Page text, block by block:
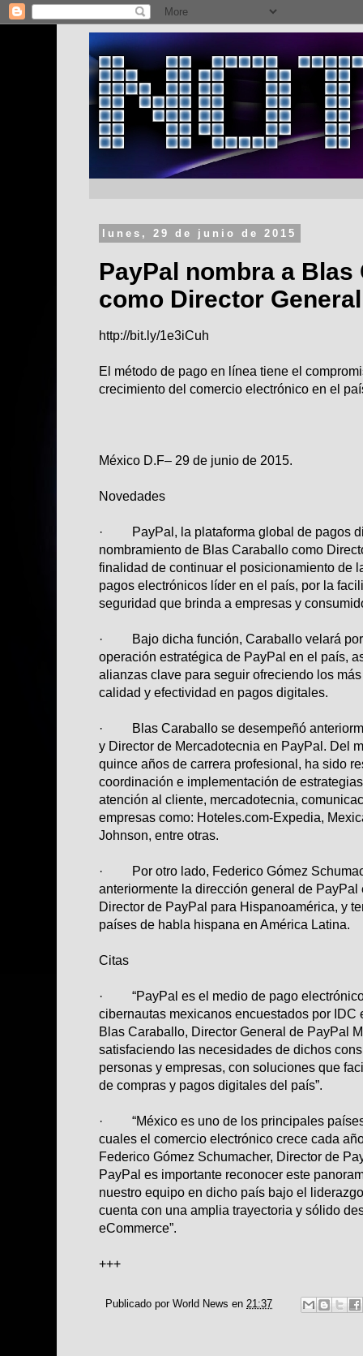
lunes, 29 de junio de 2015
PayPal nombra a Blas
como Director
http://bit.ly/1e3iCuh
El método de pago en línea tiene el
crecimiento del comercio electrónico en el
México D.F– 29 de junio de 2015.
Novedades
· PayPal, la plataforma global de pagos
nombramiento de Blas Caraballo como
finalidad de continuar el posicionamiento de
pagos electrónicos líder en el país, por la
seguridad que brinda a empresas y
· Bajo dicha función, Caraballo velará por
operación estratégica de PayPal en el país,
alianzas clave para seguir ofreciendo los
calidad y efectividad en pagos digitales.
· Blas Caraballo se desempeñó
y Director de Mercadotecnia en PayPal. Del
quince años de carrera profesional, ha sido
coordinación e implementación de
atención al cliente, mercadotecnia,
empresas como: Hoteles.com-Expedia,
Johnson, entre otras.
· Por otro lado, Federico Gómez
anteriormente la dirección general de
Director de PayPal para Hispanoamérica, y
países de habla hispana en América Latina.
Citas
· “PayPal es el medio de pago electrónico
cibernautas mexicanos encuestados por IDC
Blas Caraballo, Director General de PayPal
satisfaciendo las necesidades de dichos
personas y empresas, con soluciones que
de compras y pagos digitales del país”.
· “México es uno de los principales
cuales el comercio electrónico crece cada
Federico Gómez Schumacher, Director de
PayPal es importante reconocer este
nuestro equipo en dicho país bajo el
cuenta con una amplia trayectoria y sólido
eCommerce”.
+++
Publicado por World News en 21:37